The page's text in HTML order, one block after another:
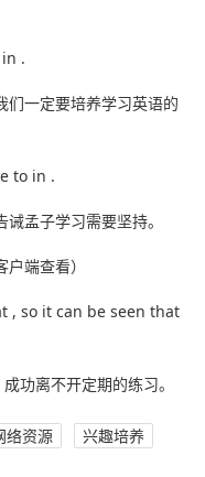
.
们一定要培养学习英语的
to in .
孟子学习需要坚持。
端查看）
, so it can be seen that
功离不开定期的练习。
络资源
兴趣培养